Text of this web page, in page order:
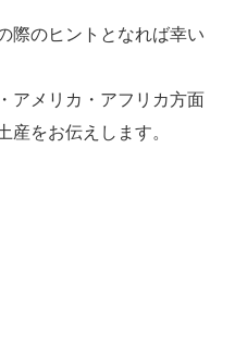
際のヒントとなれば幸い
アメリカ・アフリカ方面
をお伝えします。